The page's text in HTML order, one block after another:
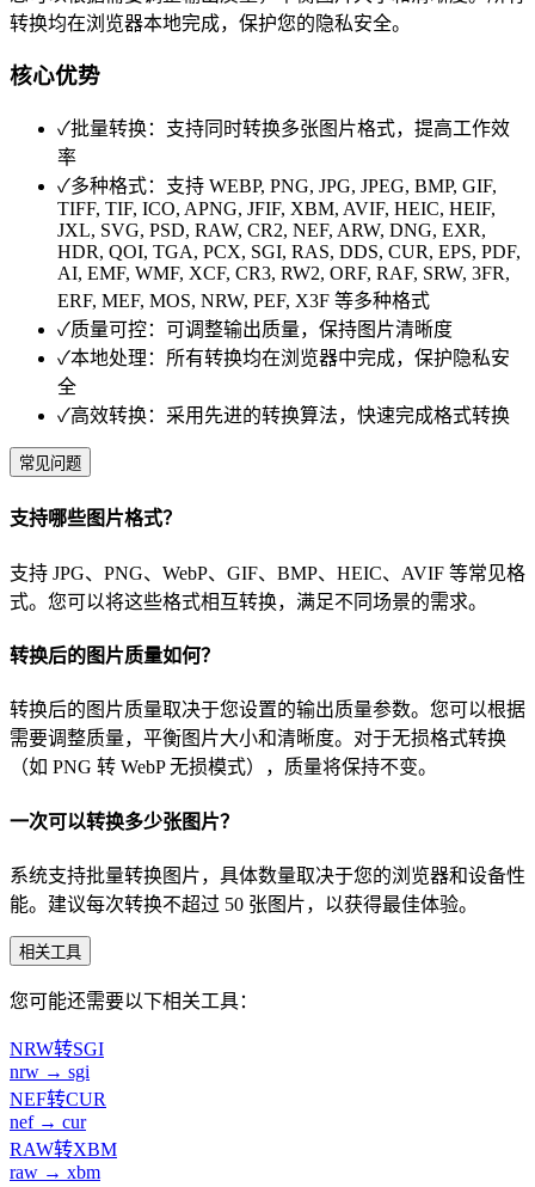
转换均在浏览器本地完成，保护您的隐私安全。
核心优势
✓批量转换：支持同时转换多张图片格式，提高工作效
率
✓多种格式：支持 WEBP, PNG, JPG, JPEG, BMP, GIF,
TIFF, TIF, ICO, APNG, JFIF, XBM, AVIF, HEIC, HEIF,
JXL, SVG, PSD, RAW, CR2, NEF, ARW, DNG, EXR,
HDR, QOI, TGA, PCX, SGI, RAS, DDS, CUR, EPS, PDF,
AI, EMF, WMF, XCF, CR3, RW2, ORF, RAF, SRW, 3FR,
ERF, MEF, MOS, NRW, PEF, X3F 等多种格式
✓质量可控：可调整输出质量，保持图片清晰度
✓本地处理：所有转换均在浏览器中完成，保护隐私安
全
✓高效转换：采用先进的转换算法，快速完成格式转换
常见问题
支持哪些图片格式？
支持 JPG、PNG、WebP、GIF、BMP、HEIC、AVIF 等常见格
式。您可以将这些格式相互转换，满足不同场景的需求。
转换后的图片质量如何？
转换后的图片质量取决于您设置的输出质量参数。您可以根据
需要调整质量，平衡图片大小和清晰度。对于无损格式转换
（如 PNG 转 WebP 无损模式），质量将保持不变。
一次可以转换多少张图片？
系统支持批量转换图片，具体数量取决于您的浏览器和设备性
能。建议每次转换不超过 50 张图片，以获得最佳体验。
相关工具
您可能还需要以下相关工具：
NRW转SGI
nrw → sgi
NEF转CUR
nef → cur
RAW转XBM
raw → xbm